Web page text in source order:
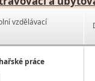
vzdělávací
práce